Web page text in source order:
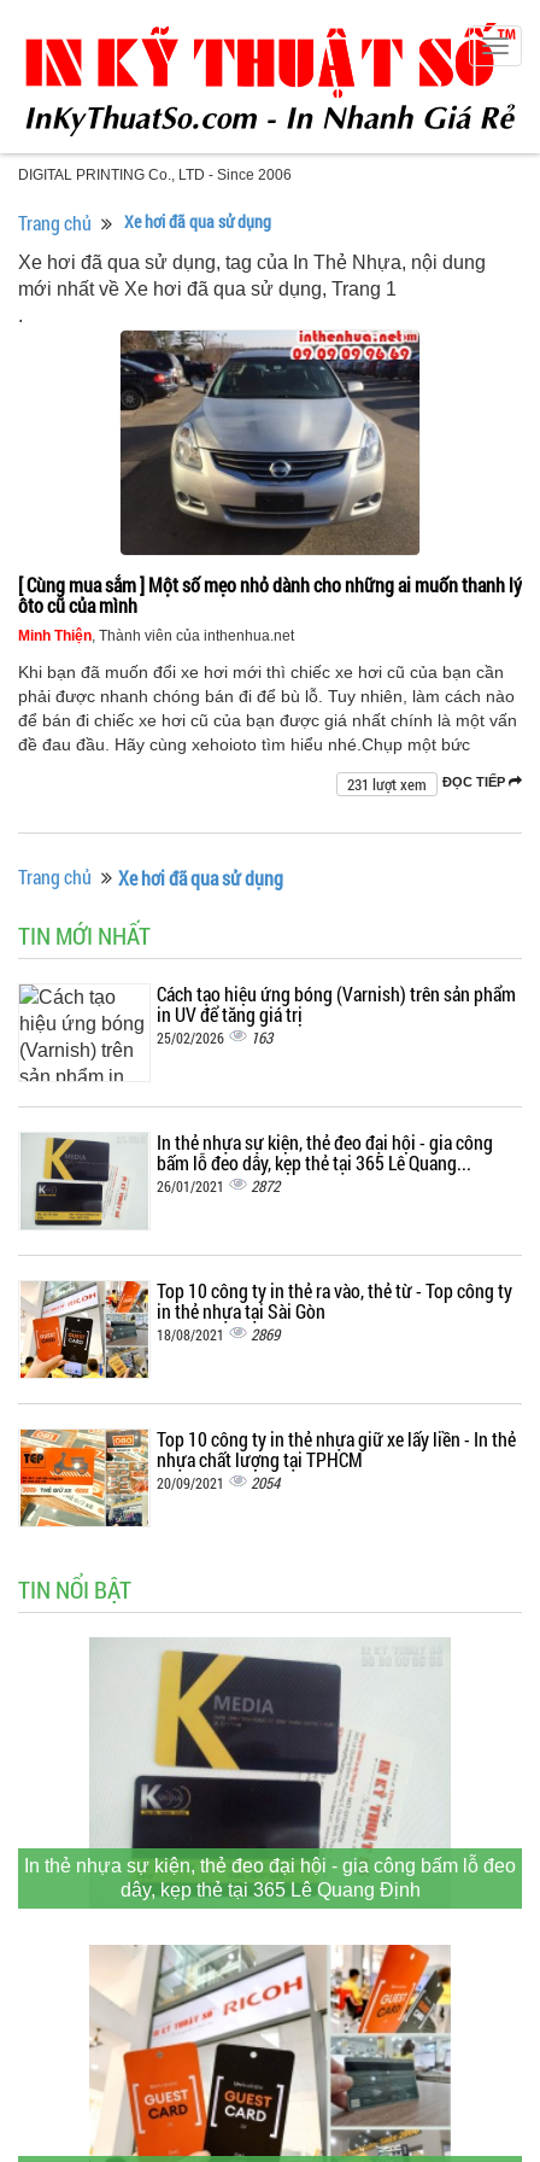
DIGITAL PRINTING Co., LTD - Since 2006
Trang chủ Xe hơi đã qua sử dụng
Xe hơi đã qua sử dụng, tag của In Thẻ Nhựa, nội dung
mới nhất về Xe hơi đã qua sử dụng, Trang 1
.
[ Cùng mua sắm ] Một số mẹo nhỏ dành cho những ai muốn thanh lý
ôto cũ của mình
Minh Thiện, Thành viên của inthenhua.net
Khi bạn đã muốn đổi xe hơi mới thì chiếc xe hơi cũ của bạn cần
phải được nhanh chóng bán đi để bù lỗ. Tuy nhiên, làm cách nào
để bán đi chiếc xe hơi cũ của bạn được giá nhất chính là một vấn
đề đau đầu. Hãy cùng xehoioto tìm hiểu nhé.Chụp một bức
ĐỌC TIẾP
231 lượt xem
Trang chủ Xe hơi đã qua sử dụng
TIN MỚI NHẤT
Cách tạo hiệu ứng bóng (Varnish) trên sản phẩm
in UV để tăng giá trị
25/02/2026 163
In thẻ nhựa sự kiện, thẻ đeo đại hội - gia công
bấm lỗ đeo dây, kẹp thẻ tại 365 Lê Quang...
26/01/2021 2872
Top 10 công ty in thẻ ra vào, thẻ từ - Top công ty
in thẻ nhựa tại Sài Gòn
18/08/2021 2869
Top 10 công ty in thẻ nhựa giữ xe lấy liền - In thẻ
nhựa chất lượng tại TPHCM
20/09/2021 2054
TIN NỔI BẬT
In thẻ nhựa sự kiện, thẻ đeo đại hội - gia công bấm lỗ đeo
dây, kẹp thẻ tại 365 Lê Quang Định